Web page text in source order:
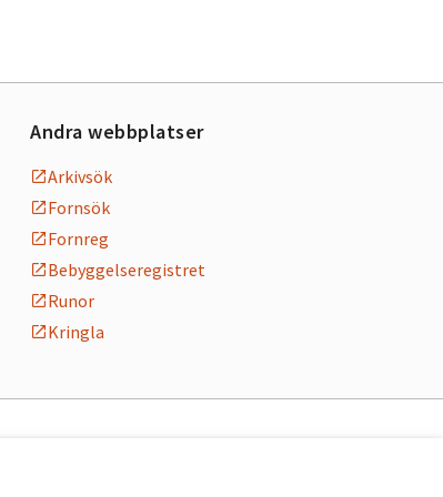
Andra webbplatser
Arkivsök
Fornsök
Fornreg
Bebyggelseregistret
Runor
Kringla